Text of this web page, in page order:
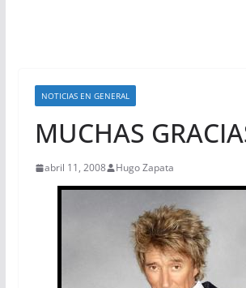
NOTICIAS EN GENERAL
MUCHAS
abril 11, 2008 Hugo Zapata